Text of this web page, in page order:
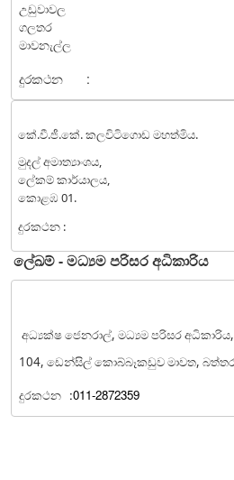
උඩුවාවල
ගලතර
මාවනැල්ල
දුරකථන :
කේ.වී.ජී.කේ. කලවිටිගොඩ මහත්මිය.
මුදල් අමාත්‍යාංශය,
ලේකම් කාර්යාලය,
කොළඹ 01.
දුරකථන :
ලේඛම් - මධ්‍යම පරිසර අධිකාරිය
අධ්‍යක්ෂ ජෙනරාල්, මධ්‍යම පරිසර අධිකාරිය,
104, ඩෙන්සිල් කොබ්බෑකඩුව මාවත,
දුරකථන :011-2872359